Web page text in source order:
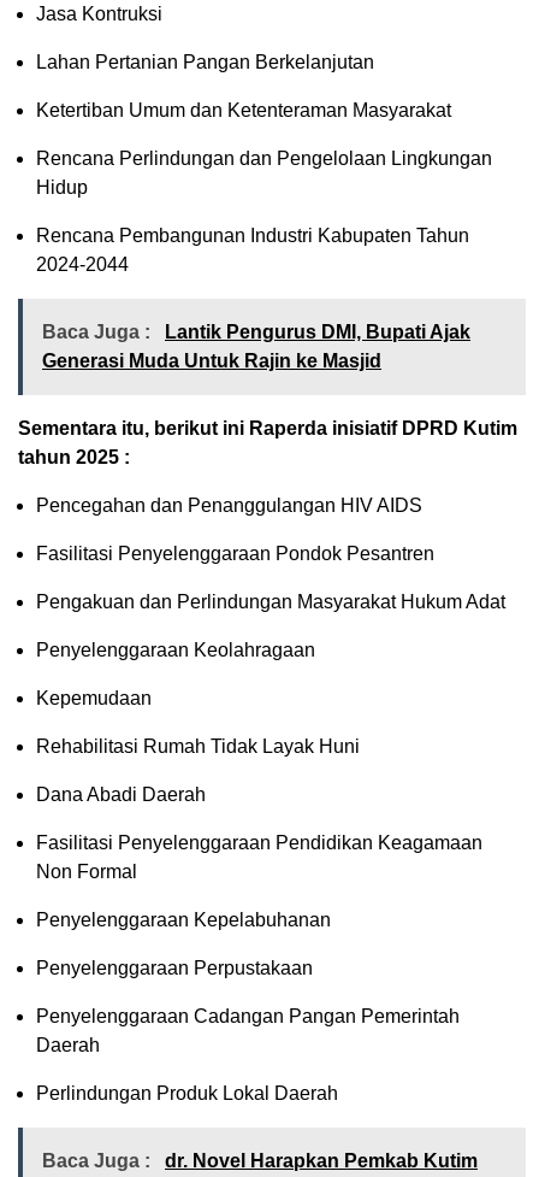
Jasa Kontruksi
Lahan Pertanian Pangan Berkelanjutan
Ketertiban Umum dan Ketenteraman Masyarakat
Rencana Perlindungan dan Pengelolaan Lingkungan
Hidup
Rencana Pembangunan Industri Kabupaten Tahun
2024-2044
Baca Juga :
Lantik Pengurus DMI, Bupati Ajak
Generasi Muda Untuk Rajin ke Masjid
Sementara itu, berikut ini Raperda inisiatif DPRD Kutim
tahun 2025 :
Pencegahan dan Penanggulangan HIV AIDS
Fasilitasi Penyelenggaraan Pondok Pesantren
Pengakuan dan Perlindungan Masyarakat Hukum Adat
Penyelenggaraan Keolahragaan
Kepemudaan
Rehabilitasi Rumah Tidak Layak Huni
Dana Abadi Daerah
Fasilitasi Penyelenggaraan Pendidikan Keagamaan
Non Formal
Penyelenggaraan Kepelabuhanan
Penyelenggaraan Perpustakaan
Penyelenggaraan Cadangan Pangan Pemerintah
Daerah
Perlindungan Produk Lokal Daerah
Baca Juga :
dr. Novel Harapkan Pemkab Kutim